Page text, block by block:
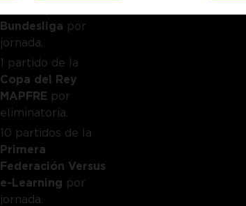
Bundesliga por
jornada.
1 partido de la
Copa del Rey
MAPFRE por
eliminatoria.
10 partidos de la
Primera
Federación Versus
e-Learning por
jornada.